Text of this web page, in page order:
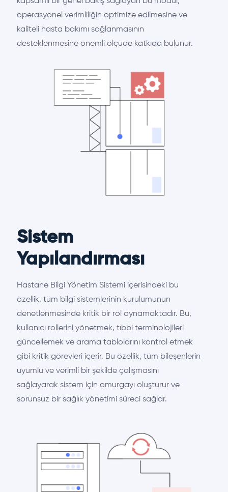
operasyonel verimliliğin optimize edilmesine ve
kaliteli hasta bakımı sağlanmasının
desteklenmesine önemli ölçüde katkıda bulunur.
Sistem
Yapılandırması
Hastane Bilgi Yönetim Sistemi içerisindeki bu
özellik, tüm bilgi sistemlerinin kurulumunun
denetlenmesinde kritik bir rol oynamaktadır. Bu,
kullanıcı rollerini yönetmek, tıbbi terminolojileri
güncellemek ve arama tablolarını kontrol etmek
gibi kritik görevleri içerir. Bu özellik, tüm bileşenlerin
uyumlu ve verimli bir şekilde çalışmasını
sağlayarak sistem için omurgayı oluşturur ve
sorunsuz bir sağlık yönetimi süreci sağlar.